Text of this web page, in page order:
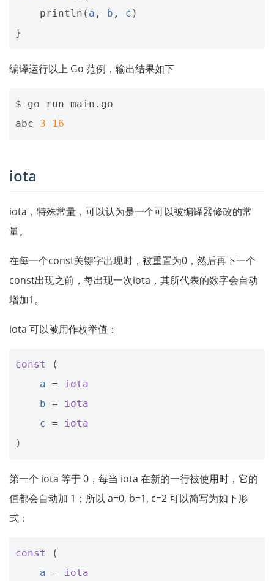
println ( a , b , c )
}
编译运行以上 Go 范例，输出结果如下
$ go run main.go
abc 3 16
iota
iota，特殊常量，可以认为是一个可以被编译器修改的常
量。
在每一个const关键字出现时，被重置为0，然后再下一个
const出现之前，每出现一次iota，其所代表的数字会自动
增加1。
iota 可以被用作枚举值：
const
(
a =
iota
b =
iota
c =
iota
)
第一个 iota 等于 0，每当 iota 在新的一行被使用时，它的
值都会自动加 1；所以 a=0, b=1, c=2 可以简写为如下形
式：
const
(
a = iota